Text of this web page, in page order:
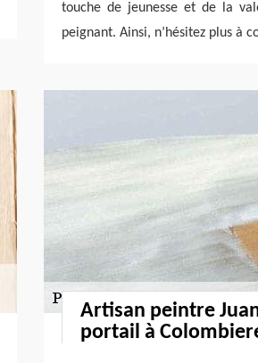
touche de jeunesse et de la
peignant. Ainsi, n’hésitez plus à
Artisan peintre
portail à